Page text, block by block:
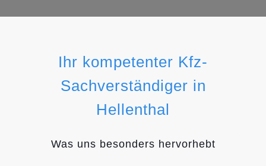
Ihr kompetenter Kfz-
Sachverständiger in
Hellenthal
Was uns besonders hervorhebt